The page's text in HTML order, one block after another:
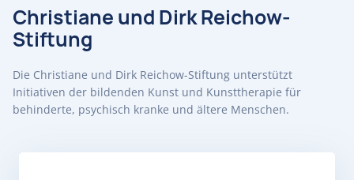
Christiane und Dirk Reichow-
Stiftung
Die Christiane und Dirk Reichow-Stiftung unterstützt
Initiativen der bildenden Kunst und Kunsttherapie für
behinderte, psychisch kranke und ältere Menschen.